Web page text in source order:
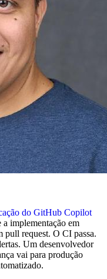
do GitHub Copilot
a implementação em
pull request. O CI passa.
Um desenvolvedor
vai para produção